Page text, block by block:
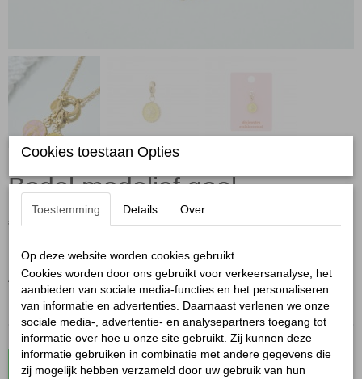
Bedel madelief geel
€ 4,95 (inclusief btw 21%)
Op voorraad
Aantal
In winkelwagen
Cookies toestaan Opties
Toestemming Details Over
Op deze website worden cookies gebruikt
Cookies worden door ons gebruikt voor verkeersanalyse, het
aanbieden van sociale media-functies en het personaliseren
van informatie en advertenties. Daarnaast verlenen we onze
sociale media-, advertentie- en analysepartners toegang tot
informatie over hoe u onze site gebruikt. Zij kunnen deze
informatie gebruiken in combinatie met andere gegevens die
zij mogelijk hebben verzameld door uw gebruik van hun